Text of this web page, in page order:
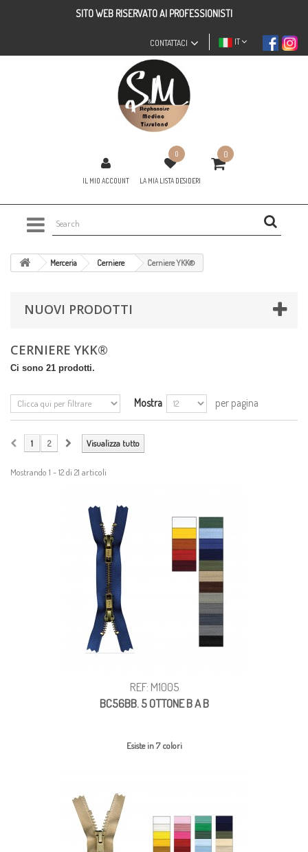
SITO WEB RISERVATO AI PROFESSIONISTI
IT
CONTATTACI
IL MIO ACCOUNT
0
LA MIA LISTA DESIDERI
0
Merceria Cerniere Cerniere YKK®
NUOVI PRODOTTI
CERNIERE YKK®
Ci sono 21 prodotti.
Mostra per pagina
Visualizza tutto
1 2
Mostrando 1 - 12 di 21 articoli
REF: M1005
BC56BB. 5 OTTONE B A B
Esiste in 7 colori